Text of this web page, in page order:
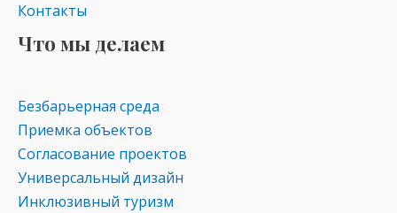
Контакты
Что мы делаем
Безбарьерная среда
Приемка объектов
Согласование проектов
Универсальный дизайн
Инклюзивный туризм